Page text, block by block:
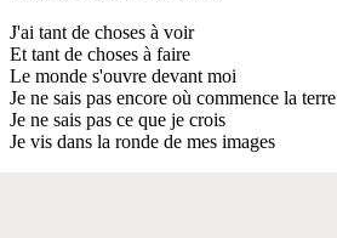
J'ai tant de choses à voir
Et tant de choses à faire
Le monde s'ouvre devant moi
Je ne sais pas encore où commence la terre
Je ne sais pas ce que je crois
Je vis dans la ronde de mes images